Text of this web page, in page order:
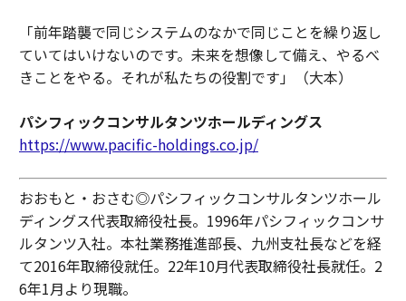
「前年踏襲で同じシステムのなかで同じことを繰り返し
ていてはいけないのです。未来を想像して備え、やるべ
きことをやる。それが私たちの役割です」（大本）
パシフィックコンサルタンツホールディングス
https://www.pacific-holdings.co.jp/
おおもと・おさむ◎パシフィックコンサルタンツホール
ディングス代表取締役社長。1996年パシフィックコンサ
ルタンツ入社。本社業務推進部長、九州支社長などを経
て2016年取締役就任。22年10月代表取締役社長就任。2
6年1月より現職。